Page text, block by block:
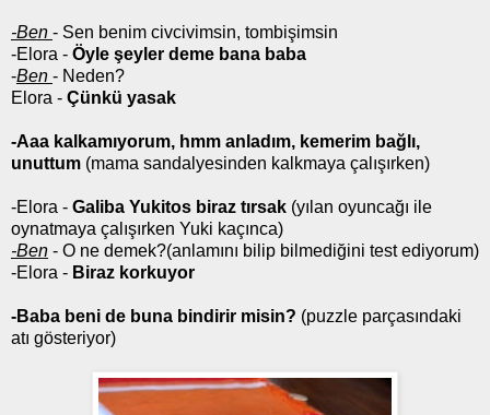
-Ben - Sen benim civcivimsin, tombişimsin
-Elora - Öyle şeyler deme bana baba
-Ben - Neden?
Elora - Çünkü yasak
-Aaa kalkamıyorum, hmm anladım, kemerim bağlı,
unuttum (mama sandalyesinden kalkmaya çalışırken)
-Elora - Galiba Yukitos biraz tırsak (yılan oyuncağı ile
oynatmaya çalışırken Yuki kaçınca)
-Ben - O ne demek?(anlamını bilip bilmediğini test ediyorum)
-Elora - Biraz korkuyor
-Baba beni de buna bindirir misin? (puzzle parçasındaki
atı gösteriyor)